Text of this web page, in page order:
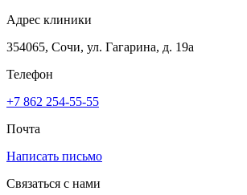
Адрес клиники
354065, Сочи, ул. Гагарина, д. 19а
Телефон
+7 862 254-55-55
Почта
Написать письмо
Связаться с нами